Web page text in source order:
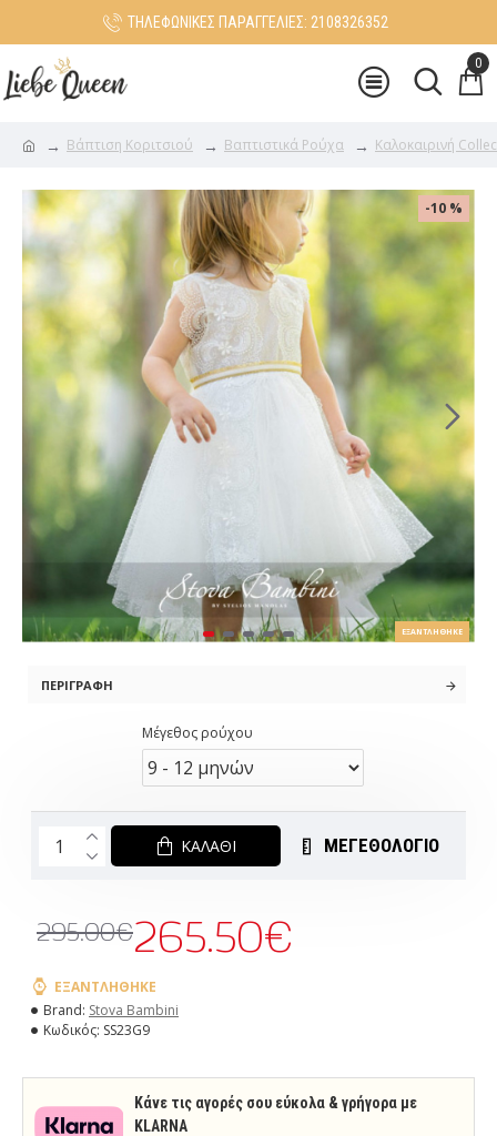
ΤΗΛΕΦΩΝΙΚΕΣ ΠΑΡΑΓΓΕΛΙΕΣ: 2108326352
0
Βάπτιση Κοριτσιού Βαπτιστικά Ρούχα Καλοκαιρινή
-10 %
ΕΞΑΝΤΛΉΘΗΚΕ
ΠΕΡΙΓΡΑΦΉ
ΕΞΑΝΤΛΉΘΗΚΕ
Brand: Stova Bambini
Κωδικός: SS23G9
265.50€
295.00€
Μέγεθος ρούχου
ΚΑΛΆΘΙ ΜΕΓΕΘΟΛΟΓΙΟ
Κάνε τις αγορές σου εύκολα & γρήγορα με
KLARNA